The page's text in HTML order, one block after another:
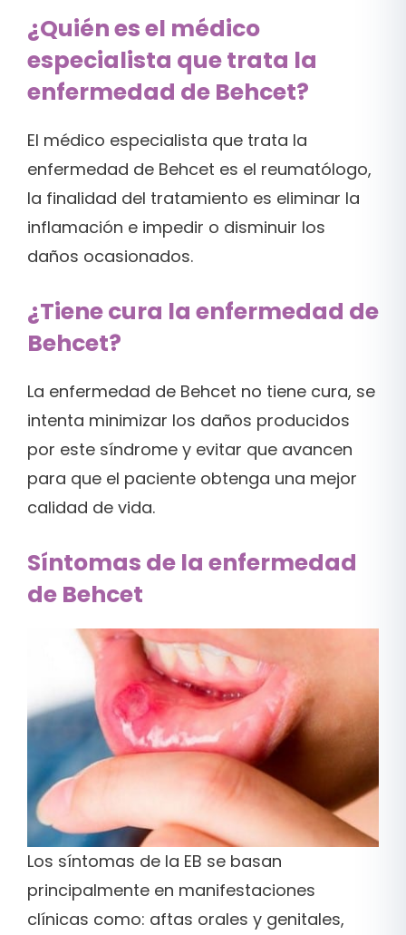
¿Quién es el médico
especialista que trata la
enfermedad de Behcet?
El médico especialista que trata la
enfermedad de Behcet es el reumatólogo,
la finalidad del tratamiento es eliminar la
inflamación e impedir o disminuir los
daños ocasionados.
¿Tiene cura la enfermedad de
Behcet?
La enfermedad de Behcet no tiene cura, se
intenta minimizar los daños producidos
por este síndrome y evitar que avancen
para que el paciente obtenga una mejor
calidad de vida.
Síntomas de la enfermedad
de Behcet
Los síntomas de la EB se basan
principalmente en manifestaciones
clínicas como: aftas orales y genitales,